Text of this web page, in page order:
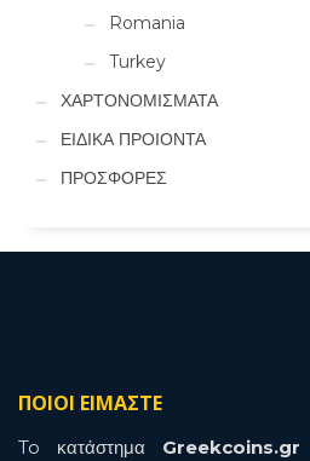
Romania
Turkey
ΧΑΡΤΟΝΟΜΙΣΜΑΤΑ
ΕΙΔΙΚΑ ΠΡΟΙΟΝΤΑ
ΠΡΟΣΦΟΡΕΣ
ΠΟΙΟΙ ΕΙΜΑΣΤΕ
To κατάστημα Greekcoins.gr